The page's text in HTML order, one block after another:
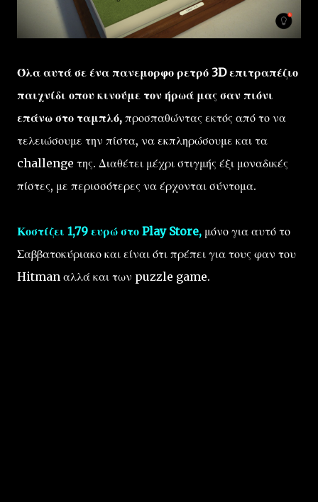
Όλα αυτά σε ένα πανεμορφο ρετρό 3D επιτραπέζιο
παιχνίδι οπου κινούμε τον ήρωά μας σαν πιόνι
επάνω στο ταμπλό, προσπαθώντας εκτός από το να
τελειώσουμε την πίστα, να εκπληρώσουμε και τα
challenge της. Διαθέτει μέχρι στιγμής έξι μοναδικές
πίστες, με περισσότερες να έρχονται σύντομα.
Κοστίζει 1,79 ευρώ στο Play Store, μόνο για αυτό το
Σαββατοκύριακο και είναι ότι πρέπει για τους φαν του
Hitman αλλά και των puzzle game.